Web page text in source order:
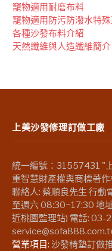
竉物適用耐磨布料
竉物適用防污防潑水特
各種沙發布料介紹
天然纖維與人造纖維簡介
上美沙發修理訂做工廠
統一編號：31557431 "
重智慧財產權與商標著作
聯絡人: 蔡順良先生 行
至週六 08:30~17:30 地
近桃園監理站) 電話: 03-
營業項目: 沙發椅墊訂做